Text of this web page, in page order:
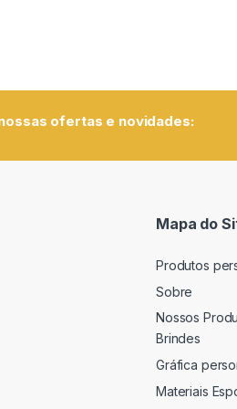
ofertas e novidades:
Mapa do
Produtos
Sobre
Nossos
Brindes
Gráfica
Materiais